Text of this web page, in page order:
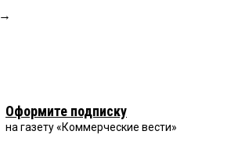
→
Оформите подписку
на газету «Коммерческие вести»